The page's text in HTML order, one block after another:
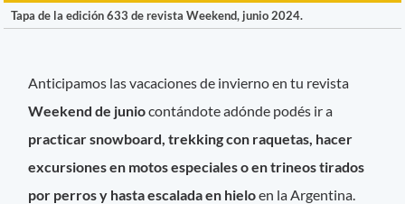
Tapa de la edición 633 de revista Weekend, junio 2024.
Anticipamos las vacaciones de invierno en tu revista
Weekend de juniocontándote adónde podés ir a
practicar snowboard, trekking con raquetas, hacer
excursiones en motos especiales o en trineos tirados
por perros y hasta escalada en hieloen la Argentina.